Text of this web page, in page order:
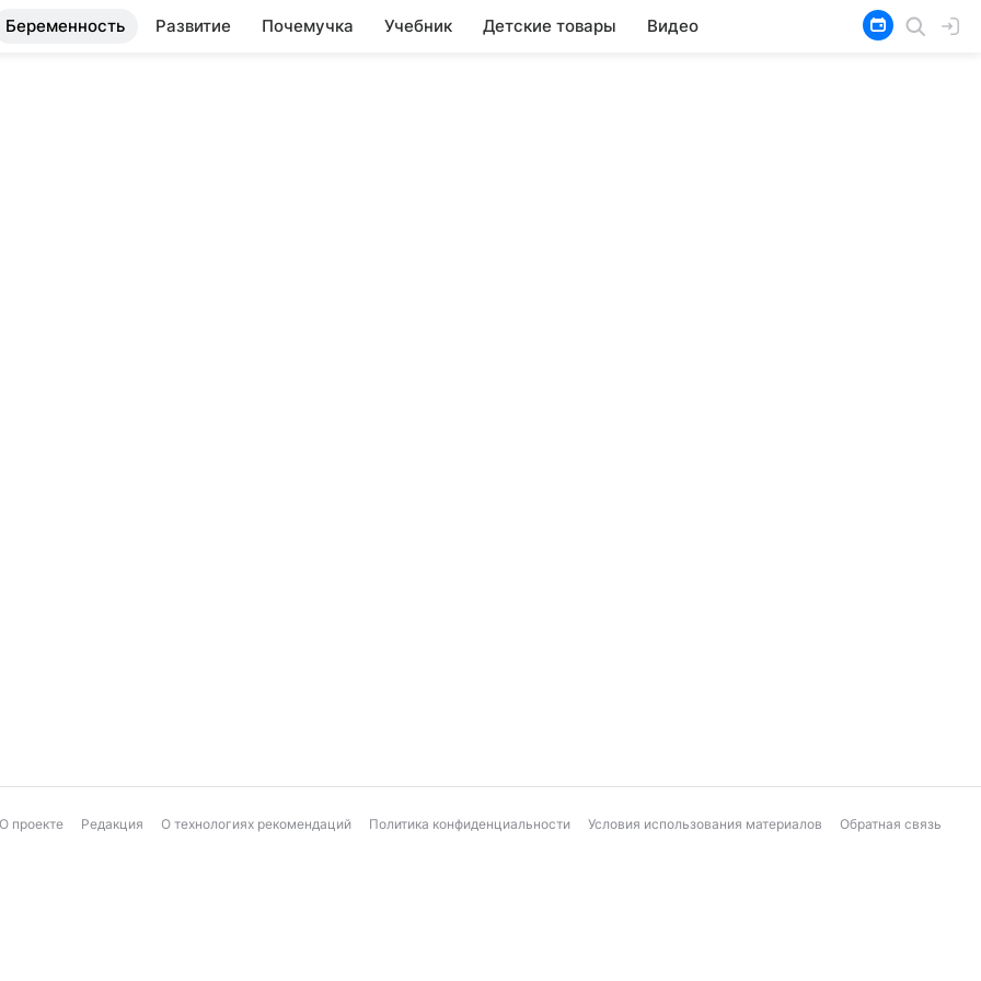
Беременность Развитие Почемучка Учебник Детские товары Видео
О проекте Редакция О технологиях рекомендаций Политика конфиденциальности Условия использования материалов Обратная связь